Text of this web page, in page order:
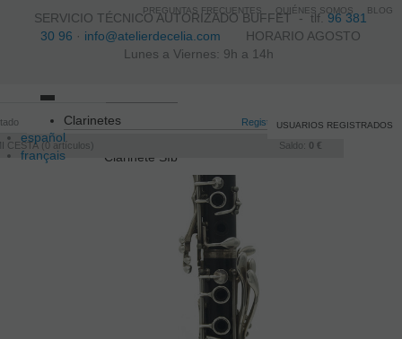
SERVICIO TÉCNICO AUTORIZADO BUFFET -tlf.96 381
30 96 · info@atelierdecelia.com HORARIO AGOSTO
Lunes a Viernes: 9h a 14h
español
français
Registro /Iniciar sesión
CESTA 0 artículos Saldo: 0 €
USUARIOS REGISTRADOS
navigation
Clarinetes
Clarinete SIb
PREGUNTAS FRECUENTES QUIÉNES SOMOS BLOG